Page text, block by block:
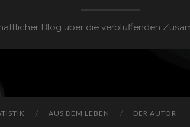
Blog über die verblüffenden
AUS DEM LEBEN DER AUTOR